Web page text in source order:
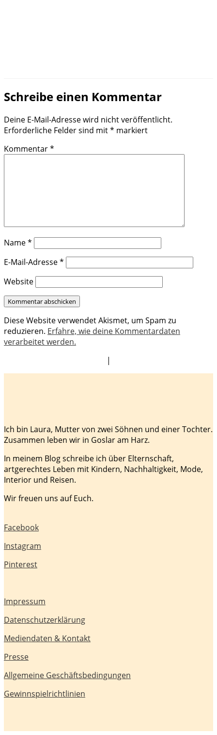
Schreibe einen Kommentar
Deine E-Mail-Adresse wird nicht veröffentlicht.
Erforderliche Felder sind mit* markiert
Kommentar*
Name*
E-Mail-Adresse*
Website
Diese Website verwendet Akismet, um Spam zu
reduzieren. Erfahre, wie deine Kommentardaten
verarbeitet werden.
|
Ich bin Laura, Mutter von zwei Söhnen und einer Tochter.
Zusammen leben wir in Goslar am Harz.
In meinem Blog schreibe ich über Elternschaft,
artgerechtes Leben mit Kindern, Nachhaltigkeit, Mode,
Interior und Reisen.
Wir freuen uns auf Euch.
Facebook
Instagram
Pinterest
Impressum
Datenschutzerklärung
Mediendaten & Kontakt
Presse
Allgemeine Geschäftsbedingungen
Gewinnspielrichtlinien